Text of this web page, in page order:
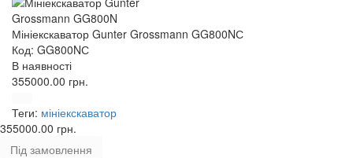
Мініекскаватор Gunter Grossmann GG800NС
Код: GG800NС
В наявності
355000.00 грн.
Теги: мініекскаватор
355000.00 грн.
Під замовлення